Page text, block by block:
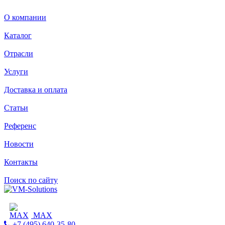
О компании
Каталог
Отрасли
Услуги
Доставка и оплата
Статьи
Референс
Новости
Контакты
Поиск по сайту
MAX